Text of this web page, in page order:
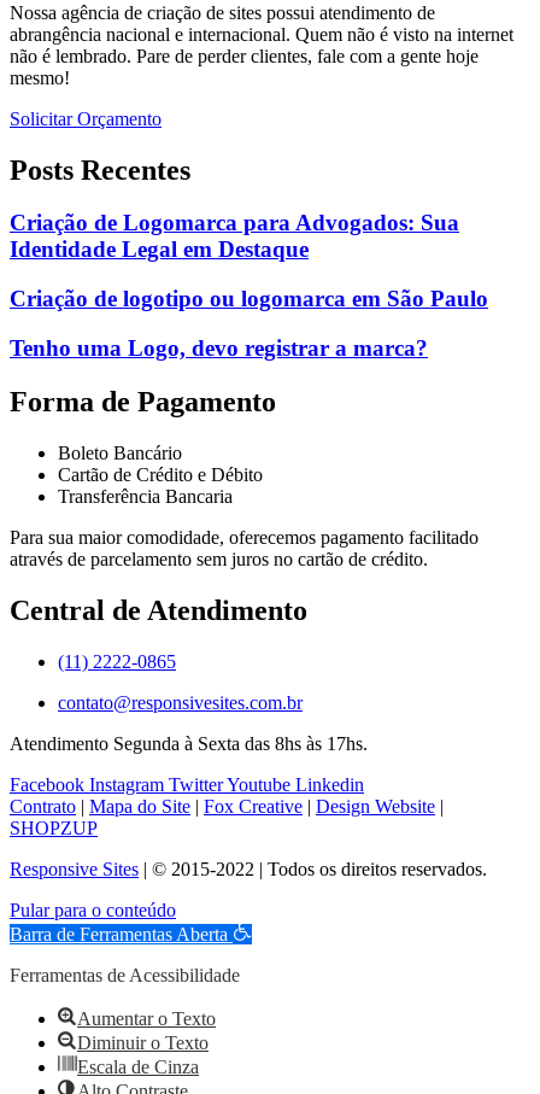
Nossa agência de criação de sites possui atendimento de
abrangência nacional e internacional. Quem não é visto na internet
não é lembrado. Pare de perder clientes, fale com a gente hoje
mesmo!
Solicitar Orçamento
Posts Recentes
Criação de Logomarca para Advogados: Sua
Identidade Legal em Destaque
Criação de logotipo ou logomarca em São Paulo
Tenho uma Logo, devo registrar a marca?
Forma de Pagamento
Boleto Bancário
Cartão de Crédito e Débito
Transferência Bancaria
Para sua maior comodidade, oferecemos pagamento facilitado
através de parcelamento sem juros no cartão de crédito.
Central de Atendimento
(11) 2222-0865
contato@responsivesites.com.br
Atendimento Segunda à Sexta das 8hs às 17hs.
Facebook Instagram TwitterYoutube Linkedin
Contrato | Mapa do Site | Fox Creative | Design Website |
SHOPZUP
Responsive Sites | © 2015-2022 | Todos os direitos reservados.
Pular para o conteúdo
Barra de Ferramentas Aberta
Ferramentas de Acessibilidade
Aumentar o Texto
Diminuir o Texto
Escala de Cinza